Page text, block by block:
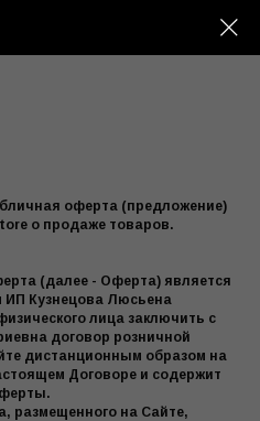
оферта (предложение)
о продаже товаров.
(далее - Оферта) является
Кузнецова Люсьена
лица заключить с
договор розничной
дистанционным образом на
Договоре и содержит
размещенного на Сайте,